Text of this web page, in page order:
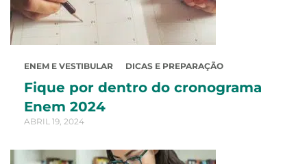
ENEM E VESTIBULAR DICAS E PREPARAÇÃO
Fique por dentro do cronograma
Enem 2024
ABRIL 19, 2024